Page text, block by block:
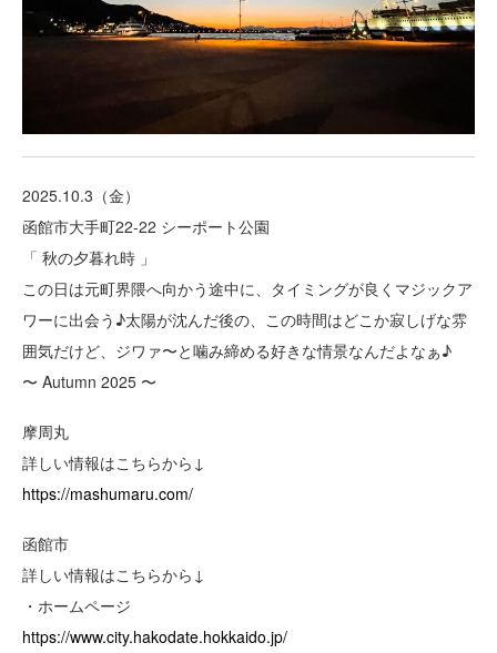
2025.10.3（金）
函館市大手町22-22 シーポート公園
「 秋の夕暮れ時 」
この日は元町界隈へ向かう途中に、タイミングが良くマジックア
ワーに出会う♪太陽が沈んだ後の、この時間はどこか寂しげな雰
囲気だけど、ジワァ〜と噛み締める好きな情景なんだよなぁ♪
〜 Autumn 2025 〜
摩周丸
詳しい情報はこちらから↓
https://mashumaru.com/
函館市
詳しい情報はこちらから↓
・ホームページ
https://www.city.hakodate.hokkaido.jp/